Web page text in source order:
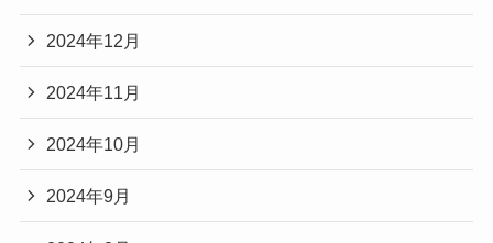
2024年12月
2024年11月
2024年10月
2024年9月